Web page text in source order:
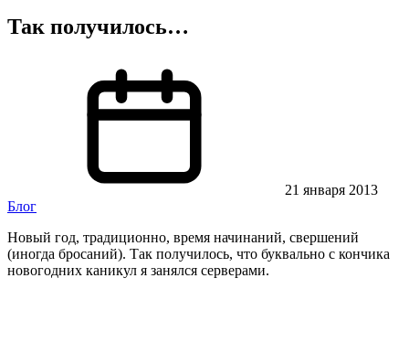
Так получилось…
21 января 2013
Блог
Новый год, традиционно, время начинаний, свершений
(иногда бросаний). Так получилось, что буквально с кончика
новогодних каникул я занялся серверами.